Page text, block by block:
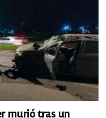
murió tras un